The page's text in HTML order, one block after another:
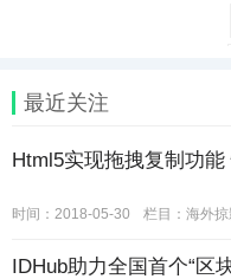
最近关注
Html5实现拖拽复制功
时间：2018-05-30 栏目： 海外掠
IDHub助力全国首个“区